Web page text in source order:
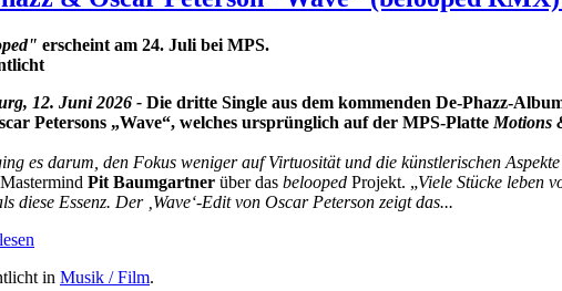
erscheint am 24. Juli bei MPS­.
12. Juni 2026 - Die dritte Single aus dem kommenden De-Phazz-
Petersons „Wave“, welches ursprünglich auf der MPS-Platte Motions
es darum, den Fokus weniger auf Virtuosität und die künstlerischen
Pit Baumgartner über das belooped Projekt. „Viele Stücke leben
diese Essenz. Der ‚Wave‘-Edit von Oscar Peterson zeigt das...
in Musik / Film.